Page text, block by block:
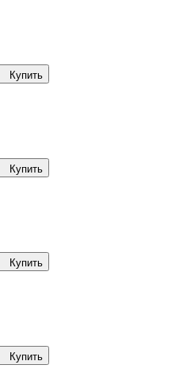
Купить
Купить
Купить
Купить